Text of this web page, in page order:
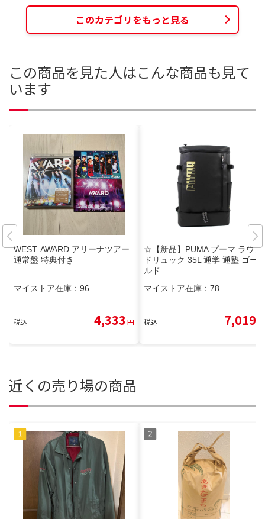
このカテゴリをもっと見る
この商品を見た人はこんな商品も見て
います
WEST. AWARD アリーナツアー
通常盤 特典付き
マイストア在庫： 96
税込 4,333 円
☆【新品】PUMA プーマ ラウン
ドリュック 35L 通学 通塾 ゴー
ルド
マイストア在庫： 78
税込 7,019
近くの売り場の商品